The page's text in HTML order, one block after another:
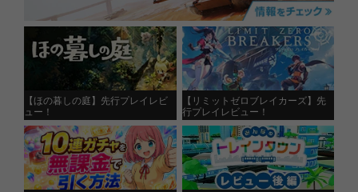
【ほの暮しの庭】先行プレイレビ
ュー！
【リミットゼロブレイカーズ】先
行プレイレビュー！